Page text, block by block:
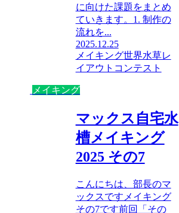
に向けた課題をまとめ
ていきます。1. 制作の
流れを...
2025.12.25
メイキング世界水草レ
イアウトコンテスト
メイキング
マックス自宅水
槽メイキング
2025 その7
こんにちは、部長のマ
ックスですメイキング
その7です前回「その